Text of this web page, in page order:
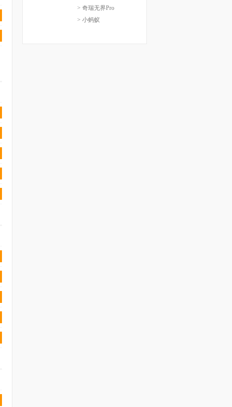
> 奇瑞无界Pro
> 小蚂蚁